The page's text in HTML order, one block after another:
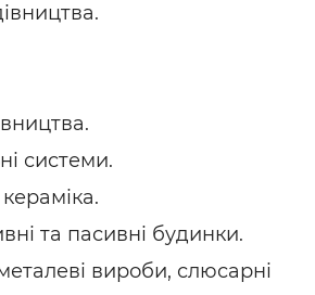
системи.
та пасивні будинки.
вироби, слюсарні